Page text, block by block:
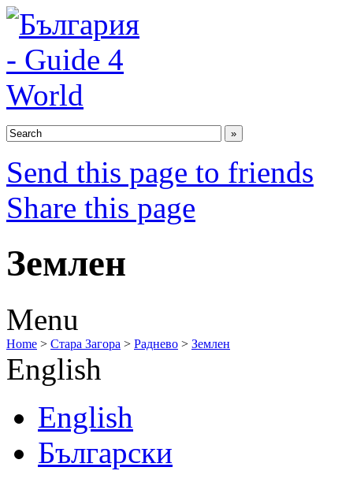
Send this page to friends
Share this page
Землен
Menu
Home > Стара Загора > Раднево > Землен
English
English
Български